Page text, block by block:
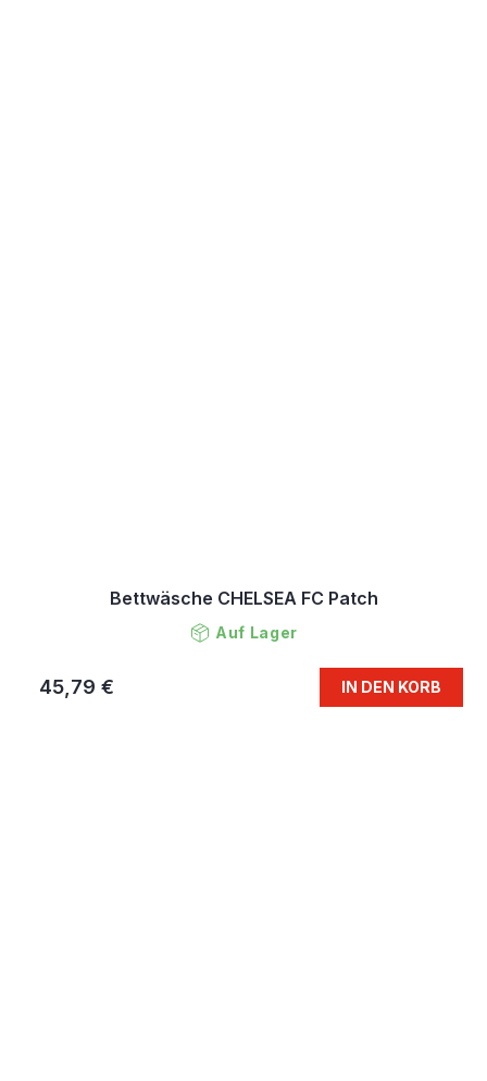
Bettwäsche CHELSEA FC Patch
Auf Lager
45,79 € IN DEN KORB